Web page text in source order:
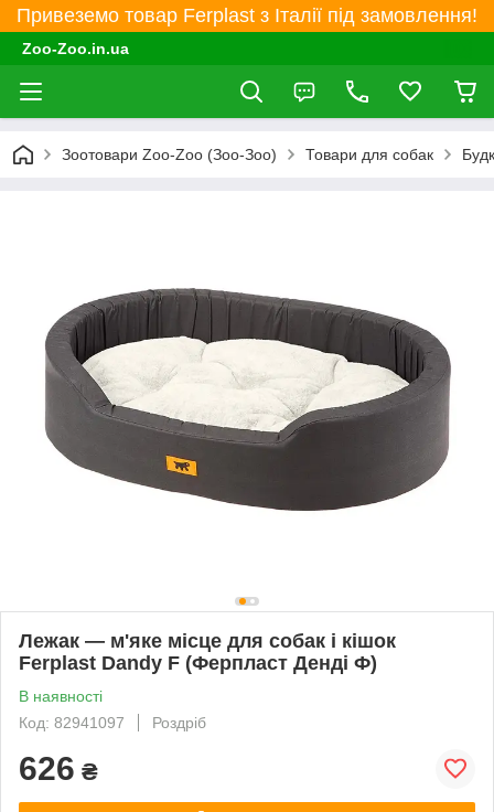
Привеземо товар Ferplast з Італії під замовлення!
Zoo-Zoo.in.ua
Зоотовари Zoo-Zoo (Зоо-Зоо) Товари для собак
Лежак — м'яке місце для собак і кішок
Ferplast Dandy F (Ферпласт Денді Ф)
В наявності
Код: 82941097
Роздріб
626 ₴